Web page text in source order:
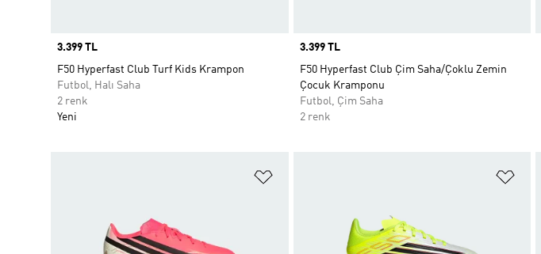
Price
3.399 TL
F50 Hyperfast Club Turf Kids Krampon
Futbol, Halı Saha
2 renk
Yeni
Price
3.399 TL
F50 Hyperfast Club Çim Saha/Çoklu Zemin
Çocuk Kramponu
Futbol, Çim Saha
2 renk